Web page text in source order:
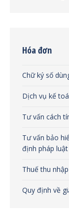
Hóa đơn
Chữ ký số
Dịch vụ kế
Tư vấn cách
Tư vấn bảo
định pháp luật
Thuế thu
Quy định về